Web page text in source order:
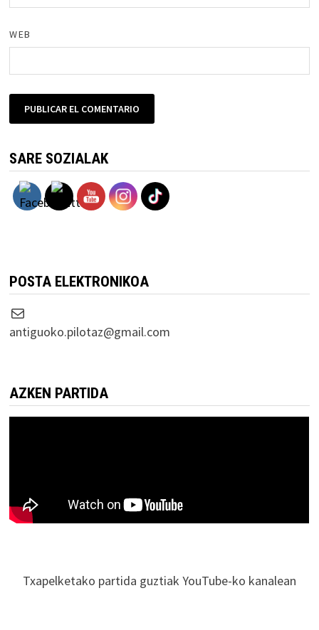
WEB
SARE SOZIALAK
POSTA ELEKTRONIKOA
Correo electrónico
antiguoko.pilotaz@gmail.com
AZKEN PARTIDA
Txapelketako partida guztiak YouTube-ko kanalean